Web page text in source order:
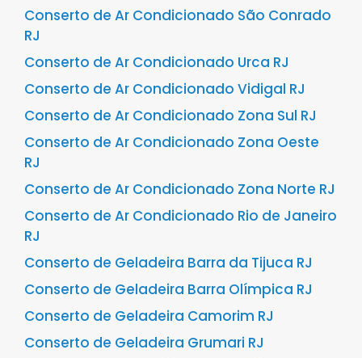
Conserto de Ar Condicionado São Conrado
RJ
Conserto de Ar Condicionado Urca RJ
Conserto de Ar Condicionado Vidigal RJ
Conserto de Ar Condicionado Zona Sul RJ
Conserto de Ar Condicionado Zona Oeste
RJ
Conserto de Ar Condicionado Zona Norte RJ
Conserto de Ar Condicionado Rio de Janeiro
RJ
Conserto de Geladeira Barra da Tijuca RJ
Conserto de Geladeira Barra Olímpica RJ
Conserto de Geladeira Camorim RJ
Conserto de Geladeira Grumari RJ